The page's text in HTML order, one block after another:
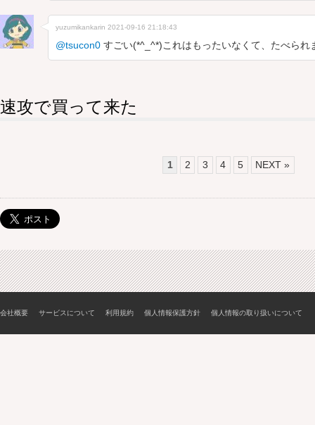
yuzumikankarin 2021-09-16 21:18:43
@tsucon0 すごい(*^_^*)これはもったいなくて、たべられ
速攻で買って来た
1 2 3 4 5 NEXT »
会社概要 サービスについて 利用規約 個人情報保護方針 個人情報の取り扱いについて